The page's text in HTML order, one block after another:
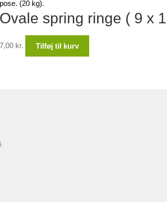
spring ringe ( 9 x
kr. Tilføj til kurv